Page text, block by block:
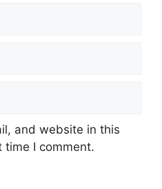
and website in this
time I comment.